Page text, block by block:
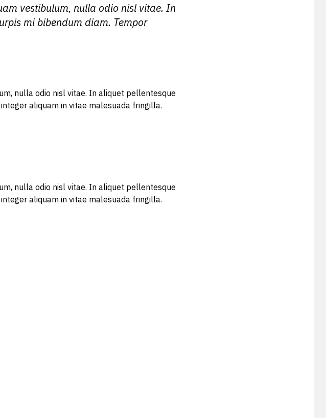
vestibulum, nulla odio nisl vitae. In
mi bibendum diam. Tempor
nulla odio nisl vitae. In aliquet pellentesque
aliquam in vitae malesuada fringilla.
nulla odio nisl vitae. In aliquet pellentesque
aliquam in vitae malesuada fringilla.